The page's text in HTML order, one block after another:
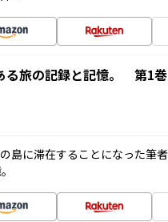
る旅の記録と記憶。 第1巻
島に滞在することになった筆